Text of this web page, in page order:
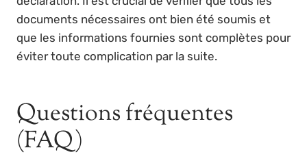
documents nécessaires ont bien été soumis et
que les informations fournies sont complètes pour
éviter toute complication par la suite.
Questions fréquentes
(FAQ)